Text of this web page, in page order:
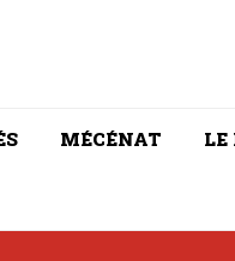
MÉCÉNAT LE